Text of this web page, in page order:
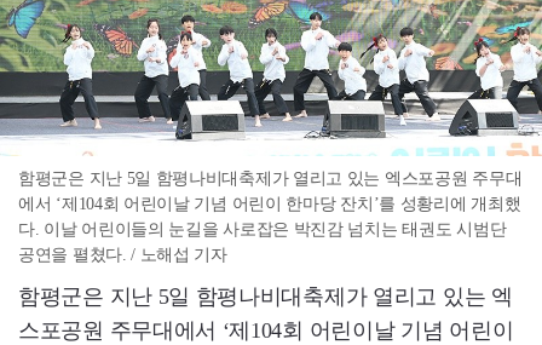
함평군은 지난 5일 함평나비대축제가 열리고 있는 엑스포공원 주무대
에서 ‘제104회 어린이날 기념 어린이 한마당 잔치’를 성황리에 개최했
다. 이날 어린이들의 눈길을 사로잡은 박진감 넘치는 태권도 시범단
공연을 펼쳤다. / 노해섭 기자
함평군은 지난 5일 함평나비대축제가 열리고 있는 엑
스포공원 주무대에서 ‘제104회 어린이날 기념 어린이